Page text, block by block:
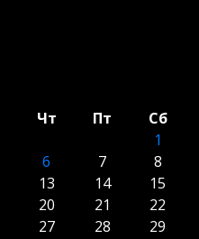
Чт Пт
Сб
1
6 7
8
13 14
15
20 21
22
27 28
29